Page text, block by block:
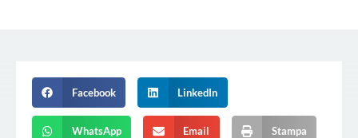
Facebook LinkedIn
WhatsApp Email Stampa